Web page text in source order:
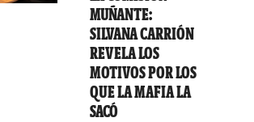
MUÑANTE:
SILVANA CARRIÓN
REVELA LOS
MOTIVOS POR LOS
QUE LA MAFIA LA
SACÓ